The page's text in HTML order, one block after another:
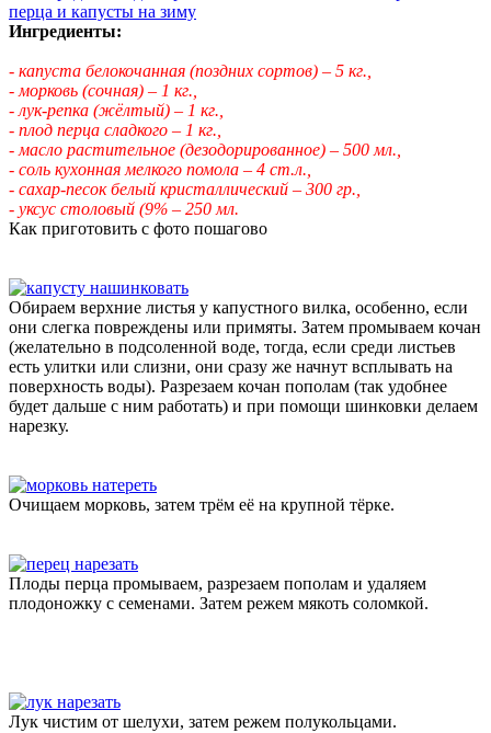
Ингредиенты:
- капуста белокочанная (поздних сортов) – 5 кг.,
- морковь (сочная) – 1 кг.,
- лук-репка (жёлтый) – 1 кг.,
- плод перца сладкого – 1 кг.,
- масло растительное (дезодорированное) – 500 мл.,
- соль кухонная мелкого помола – 4 ст.л.,
- сахар-песок белый кристаллический – 300 гр.,
- уксус столовый (9% – 250 мл.
Как приготовить с фото пошагово
Обираем верхние листья у капустного вилка, особенно, если
они слегка повреждены или примяты. Затем промываем кочан
(желательно в подсоленной воде, тогда, если среди листьев
есть улитки или слизни, они сразу же начнут всплывать на
поверхность воды). Разрезаем кочан пополам (так удобнее
будет дальше с ним работать) и при помощи шинковки делаем
нарезку.
Очищаем морковь, затем трём её на крупной тёрке.
Плоды перца промываем, разрезаем пополам и удаляем
плодоножку с семенами. Затем режем мякоть соломкой.
Лук чистим от шелухи, затем режем полукольцами.